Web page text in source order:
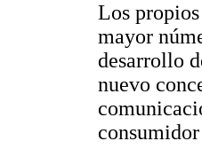
Los
mayor
desarrollo
nuevo